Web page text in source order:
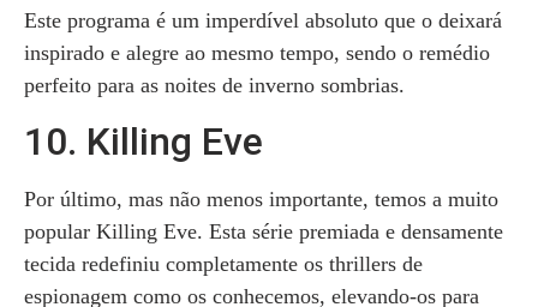
Este programa é um imperdível absoluto que o deixará
inspirado e alegre ao mesmo tempo, sendo o remédio
perfeito para as noites de inverno sombrias.
10. Killing Eve
Por último, mas não menos importante, temos a muito
popular Killing Eve. Esta série premiada e densamente
tecida redefiniu completamente os thrillers de
espionagem como os conhecemos, elevando-os para